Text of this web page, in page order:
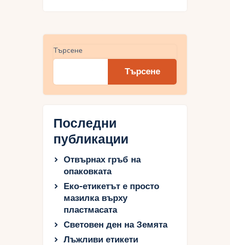
Търсене
Търсене
Последни
публикации
Отвърнах гръб на
опаковката
Еко-етикетът е просто
мазилка върху
пластмасата
Световен ден на Земята
Лъжливи етикети